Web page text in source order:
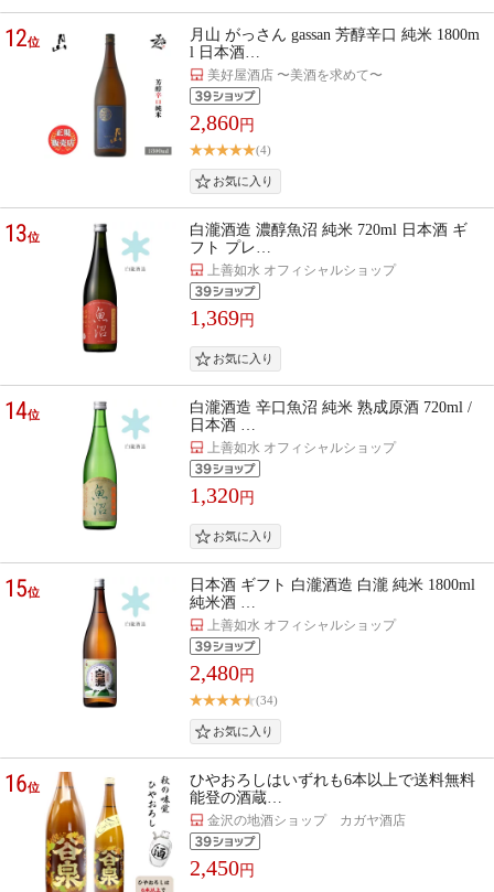
12位
月山 がっさん gassan 芳醇辛口 純米 1800m
l 日本酒…
美好屋酒店 〜美酒を求めて〜
2,860円
(4)
13位
白瀧酒造 濃醇魚沼 純米 720ml 日本酒 ギ
フト プレ…
上善如水 オフィシャルショップ
1,369円
14位
白瀧酒造 辛口魚沼 純米 熟成原酒 720ml /
日本酒 …
上善如水 オフィシャルショップ
1,320円
15位
日本酒 ギフト 白瀧酒造 白瀧 純米 1800ml
純米酒 …
上善如水 オフィシャルショップ
2,480円
(34)
16位
ひやおろしはいずれも6本以上で送料無料
能登の酒蔵…
金沢の地酒ショップ カガヤ酒店
2,450円